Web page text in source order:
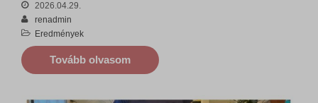
2026.04.29.
renadmin
Eredmények
Tovább olvasom